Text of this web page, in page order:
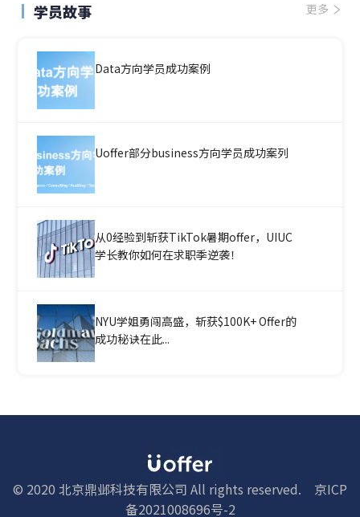
学员故事 更多
Data方向学员成功案例
Uoffer部分business方向学员成功案列
从0经验到斩获TikTok暑期offer，UIUC
学长教你如何在求职季逆袭！
NYU学姐勇闯高盛，斩获$100K+ Offer的
成功秘诀在此...
© 2020 北京鼎邺科技有限公司 All rights reserved.
京ICP
备2021008696号-2